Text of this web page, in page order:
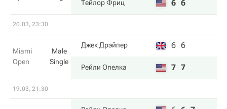
Тейлор Фриц 6 6
20.03, 23:30
Miami
Open
Male
Single
Джек Дрэйпер 6 6
Рейли Опелка 7 7
19.03, 21:30